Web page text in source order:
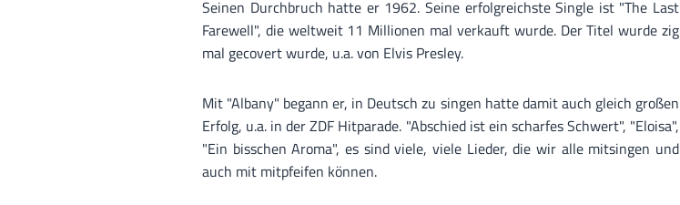
Seinen Durchbruch hatte er 1962. Seine erfolgreichste Single ist "The Last
Farewell", die weltweit 11 Millionen mal verkauft wurde. Der Titel wurde zig
mal gecovert wurde, u.a. von Elvis Presley.
Mit "Albany" begann er, in Deutsch zu singen hatte damit auch gleich großen
Erfolg, u.a. in der ZDF Hitparade. "Abschied ist ein scharfes Schwert", "Eloisa",
"Ein bisschen Aroma", es sind viele, viele Lieder, die wir alle mitsingen und
auch mit mitpfeifen können.